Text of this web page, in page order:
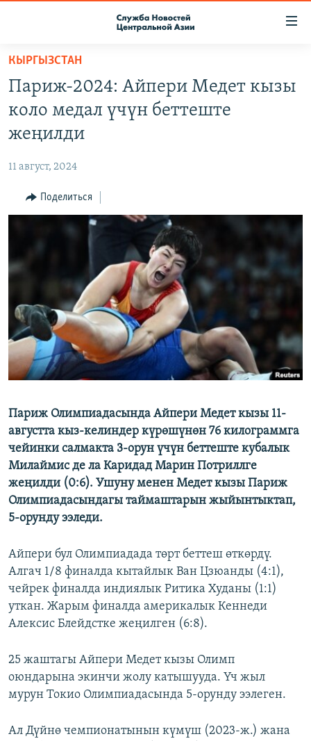
Вернуться
основному
содержанию
главной
навигации
Вернутся
ПОДПИСКА
НАСТОЯЩЕЕ ВРЕМЯ
МИГРАНТ МЕДИА
КЫРГЫЗСТАН
Париж-2024: Айпери Медет кызы
коло медал үчүн беттеште
жеңилди
11 август, 2024
Поделиться
Париж Олимпиадасында Айпери Медет кызы 11-
августта кыз-келиндер күрөшүнөн 76 килограммга
чейинки салмакта 3-орун үчүн беттеште кубалык
Милаймис де ла Каридад Марин Потриллге
жеңилди (0:6). Ушуну менен Медет кызы Париж
Олимпиадасындагы таймаштарын жыйынтыктап,
5-орунду ээледи.
Айпери бул Олимпиадада төрт беттеш өткөрдү.
Алгач 1/8 финалда кытайлык Ван Цзюанды (4:1),
чейрек финалда индиялык Ритика Худаны (1:1)
уткан. Жарым финалда америкалык Кеннеди
Алексис Блейдстке жеңилген (6:8).
25 жаштагы Айпери Медет кызы Олимп
оюндарына экинчи жолу катышууда. Үч жыл
мурун Токио Олимпиадасында 5-орунду ээлеген.
Ал Дүйнө чемпионатынын күмүш (2023-ж.) жана